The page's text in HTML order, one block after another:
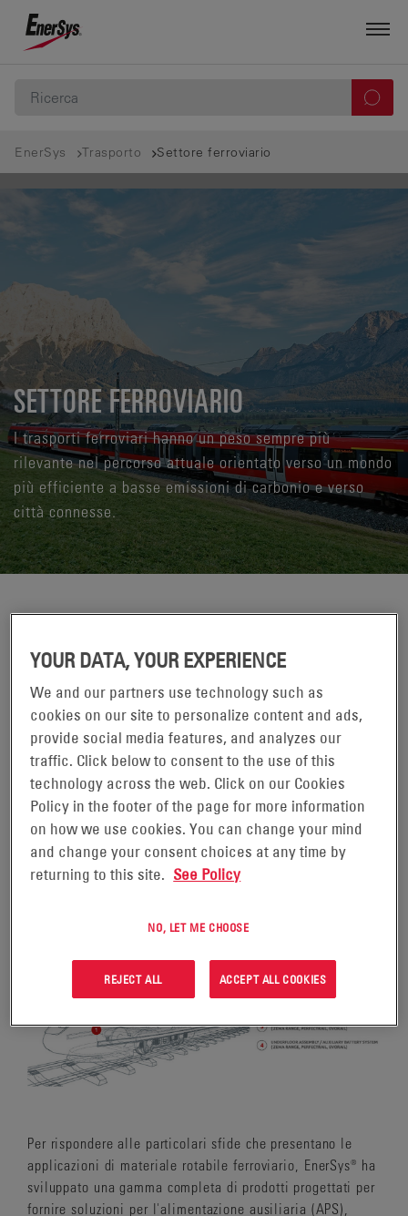
EnerSys Trasporto Settore ferroviario
SETTORE FERROVIARIO
I trasporti ferroviari hanno un peso sempre più
rilevante nel percorso attuale orientato verso un mondo
più efficiente a basse emissioni di carbonio e verso
città connesse.
I moderni operatori del settore dei trasporti ferroviari
in grado di offrire prestazioni del ciclo di vita migliorate e un
rapporto peso-potenza ottimale per mantenere i massimi
livelli di affidabilità, sicurezza e servizio. EnerSys® propone
prodotti collaudati e testati, corredati da una rete globale di
assistenza e supporto, comprensivi di un pacchetto di
alimentazione completo in grado di mantenere il materiale
rotabile in movimento e di tutelare i profitti.
CONNETTITI CON NOI
Per rispondere alle particolari sfide che presentano le
applicazioni di materiale rotabile ferroviario, EnerSys® ha
sviluppato una gamma completa di prodotti progettati per
fornire soluzioni per l'alimentazione ausiliaria (APS),
YOUR DATA, YOUR EXPERIENCE
We and our partners use technology such as
cookies on our site to personalize content and ads,
provide social media features, and analyzes our
traffic. Click below to consent to the use of this
technology across the web. Click on our Cookies
Policy in the footer of the page for more information
on how we use cookies. You can change your mind
and change your consent choices at any time by
returning to this site. See Policy
NO, LET ME CHOOSE
REJECT ALL ACCEPT ALL COOKIES